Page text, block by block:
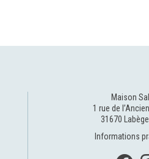
Maison
1 rue de
31670
Informations